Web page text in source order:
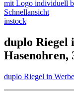
Schnellansicht
instock
duplo Riegel
Hasenohren,
duplo Riegel in